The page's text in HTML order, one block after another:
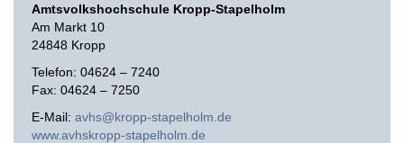
Amtsvolkshochschule Kropp-Stapelholm
Am Markt 10
24848 Kropp
Telefon: 04624 – 7240
Fax: 04624 – 7250
E-Mail: avhs@kropp-stapelholm.de
www.avhskropp-stapelholm.de